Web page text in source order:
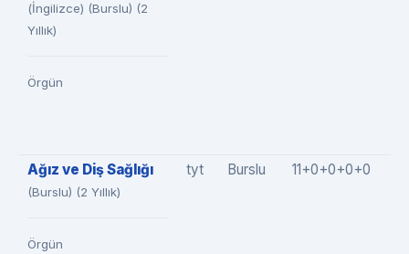
(İngilizce) (Burslu) (2
Yıllık)
Örgün
Ağız ve Diş Sağlığı
(Burslu) (2 Yıllık)
Örgün
tyt Burslu 11+0+0+0+0